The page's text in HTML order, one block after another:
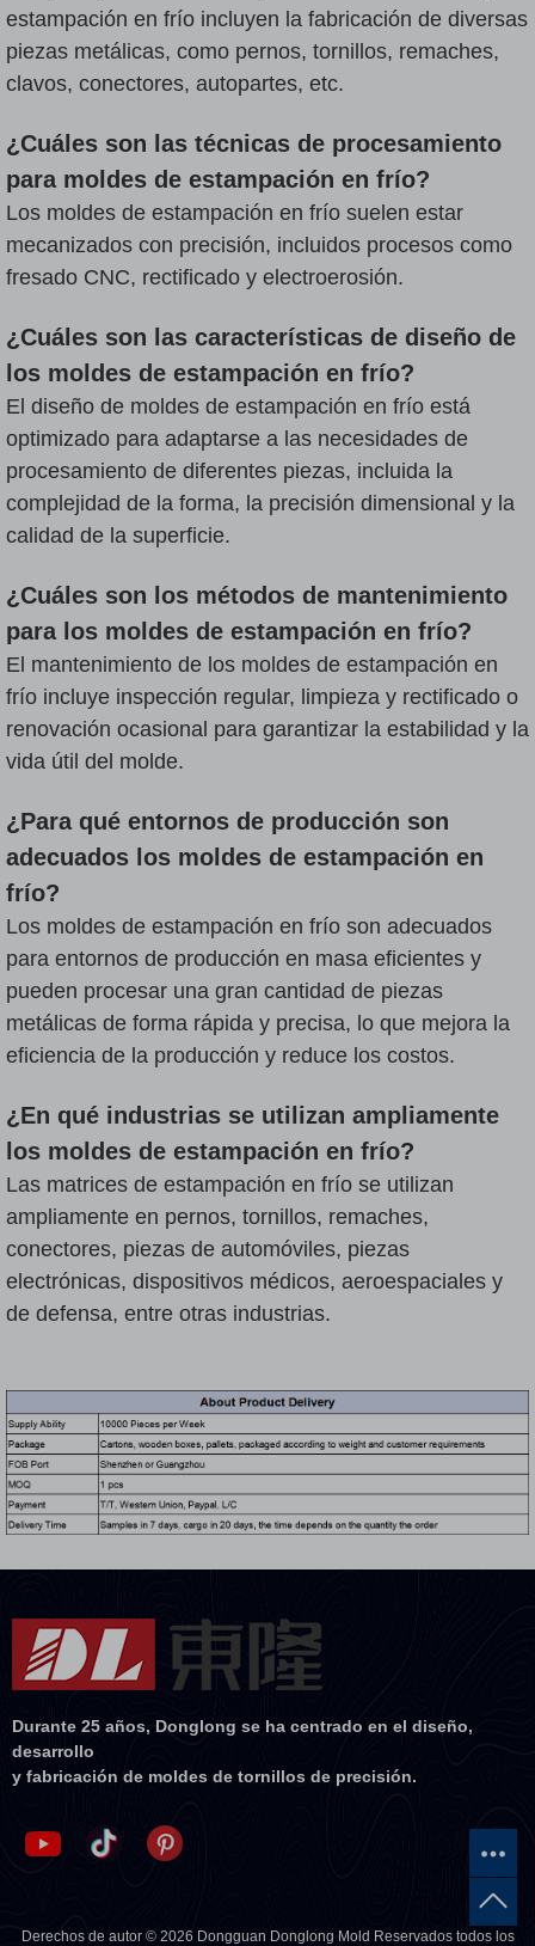
estampación en frío incluyen la fabricación de diversas
piezas metálicas, como pernos, tornillos, remaches,
clavos, conectores, autopartes, etc.
¿Cuáles son las técnicas de procesamiento
para moldes de estampación en frío?
Los moldes de estampación en frío suelen estar
mecanizados con precisión, incluidos procesos como
fresado CNC, rectificado y electroerosión.
¿Cuáles son las características de diseño de
los moldes de estampación en frío?
El diseño de moldes de estampación en frío está
optimizado para adaptarse a las necesidades de
procesamiento de diferentes piezas, incluida la
complejidad de la forma, la precisión dimensional y la
calidad de la superficie.
¿Cuáles son los métodos de mantenimiento
para los moldes de estampación en frío?
El mantenimiento de los moldes de estampación en
frío incluye inspección regular, limpieza y rectificado o
renovación ocasional para garantizar la estabilidad y la
vida útil del molde.
¿Para qué entornos de producción son
adecuados los moldes de estampación en
frío?
Los moldes de estampación en frío son adecuados
para entornos de producción en masa eficientes y
pueden procesar una gran cantidad de piezas
metálicas de forma rápida y precisa, lo que mejora la
eficiencia de la producción y reduce los costos.
¿En qué industrias se utilizan ampliamente
los moldes de estampación en frío?
Las matrices de estampación en frío se utilizan
ampliamente en pernos, tornillos, remaches,
conectores, piezas de automóviles, piezas
electrónicas, dispositivos médicos, aeroespaciales y
de defensa, entre otras industrias.
Durante 25 años, Donglong se ha centrado en el diseño,
desarrollo
y fabricación de moldes de tornillos de precisión.
Derechos de autor © 2026 Dongguan Donglong Mold Reservados todos los